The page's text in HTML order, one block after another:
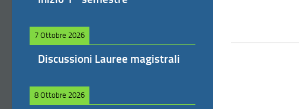
7 Ottobre 2026
Discussioni Lauree magistrali
8 Ottobre 2026